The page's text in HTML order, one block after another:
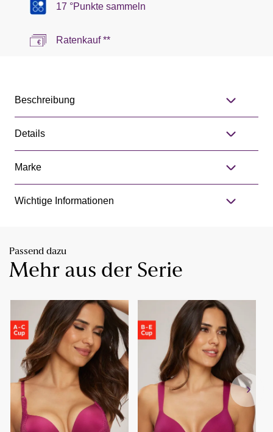
17 °Punkte sammeln
Ratenkauf **
Beschreibung
Details
Marke
Wichtige Informationen
Passend dazu
Mehr aus der Serie